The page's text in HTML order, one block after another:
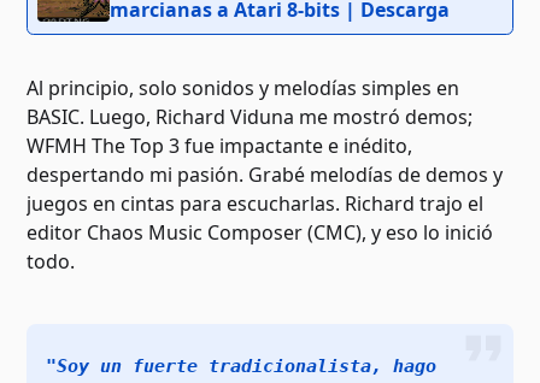
marcianas a Atari 8-bits | Descarga
Al principio, solo sonidos y melodías simples en
BASIC. Luego, Richard Viduna me mostró demos;
WFMH The Top 3 fue impactante e inédito,
despertando mi pasión. Grabé melodías de demos y
juegos en cintas para escucharlas. Richard trajo el
editor Chaos Music Composer (CMC), y eso lo inició
todo.
"Soy un fuerte tradicionalista, hago